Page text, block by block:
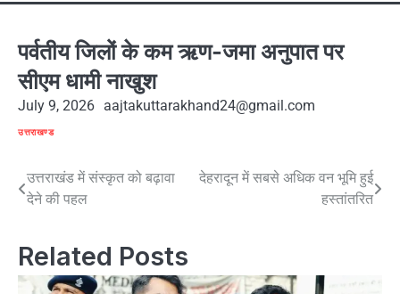
पर्वतीय जिलों के कम ऋण-जमा अनुपात पर
सीएम धामी नाखुश
July 9, 2026 aajtakuttarakhand24@gmail.com
उत्तराखण्ड
Post
उत्तराखंड में संस्कृत को बढ़ावा
देने की पहल
देहरादून में सबसे अधिक वन भूमि हुई
हस्तांतरित
Related Posts